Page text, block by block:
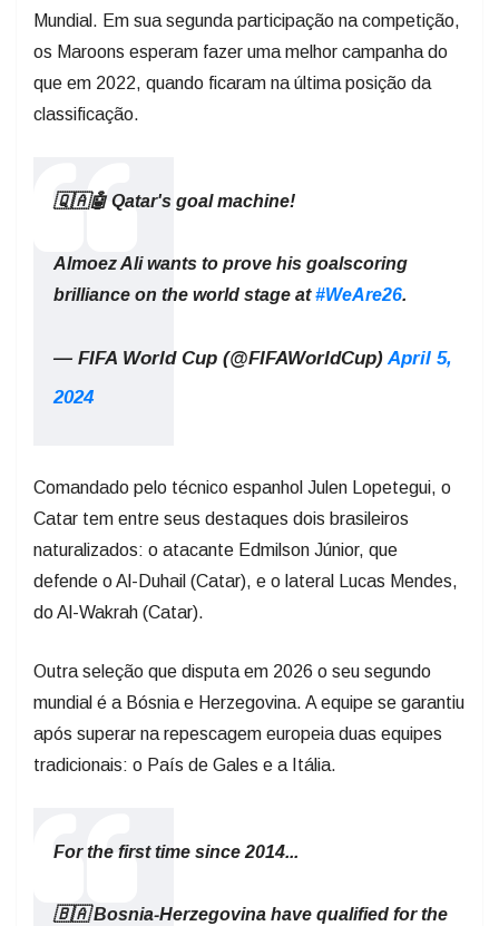
Mundial. Em sua segunda participação na competição,
os Maroons esperam fazer uma melhor campanha do
que em 2022, quando ficaram na última posição da
classificação.
🇶🇦🤖 Qatar's goal machine!
Almoez Ali wants to prove his goalscoring
brilliance on the world stage at#WeAre26.
— FIFA World Cup (@FIFAWorldCup) April 5,
2024
Comandado pelo técnico espanhol Julen Lopetegui, o
Catar tem entre seus destaques dois brasileiros
naturalizados: o atacante Edmilson Júnior, que
defende o Al-Duhail (Catar), e o lateral Lucas Mendes,
do Al-Wakrah (Catar).
Outra seleção que disputa em 2026 o seu segundo
mundial é a Bósnia e Herzegovina. A equipe se garantiu
após superar na repescagem europeia duas equipes
tradicionais: o País de Gales e a Itália.
For the first time since 2014...
🇧🇦 Bosnia-Herzegovina have qualified for the